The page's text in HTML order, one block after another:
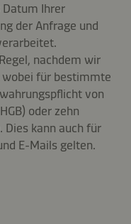
Datum Ihrer
der Anfrage und
nachdem wir
für bestimmte
von
oder zehn
Dies kann auch für
E-Mails gelten.